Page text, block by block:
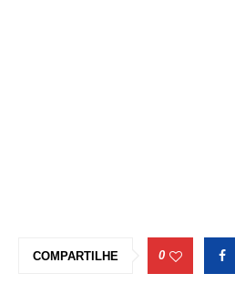
COMPARTILHE 0